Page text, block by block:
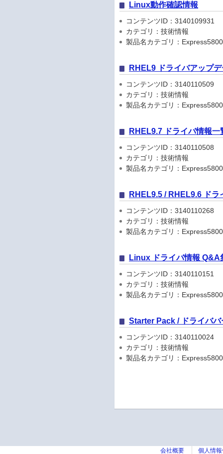
Linux動作確認情報
コンテンツID：3140109931
カテゴリ：技術情報
製品名カテゴリ：
RHEL9 ドライバアップ
コンテンツID：3140110509
カテゴリ：技術情報
製品名カテゴリ：
RHEL9.7 ドライバ情報一
コンテンツID：3140110508
カテゴリ：技術情報
製品名カテゴリ：
RHEL9.5 / RHEL9.6 ドラ
コンテンツID：3140110268
カテゴリ：技術情報
製品名カテゴリ：
Linux ドライバ情報 Q&A
コンテンツID：3140110151
カテゴリ：技術情報
製品名カテゴリ：
Starter Pack / ドライババ
コンテンツID：3140110024
カテゴリ：技術情報
製品名カテゴリ：
会社概要 個人情